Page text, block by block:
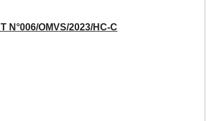
N°006/OMVS/2023/HC-C